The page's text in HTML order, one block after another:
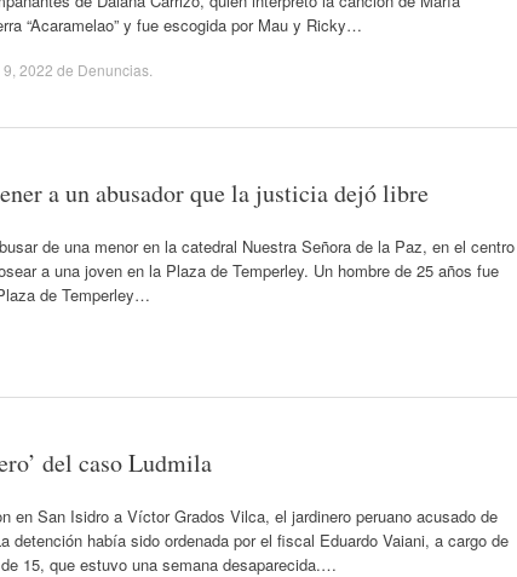
“Acaramelao” y fue escogida por Mau y Ricky…
2022 de Denuncias
a un abusador que la justicia dejó libre
de una menor en la catedral Nuestra Señora de la Paz, en el centro
a una joven en la Plaza de Temperley. Un hombre de 25 años fue
de Temperley…
del caso Ludmila
en San Isidro a Víctor Grados Vilca, el jardinero peruano acusado de
detención había sido ordenada por el fiscal Eduardo Vaiani, a cargo de
15, que estuvo una semana desaparecida.…